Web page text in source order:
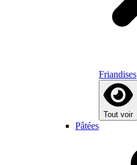
Friandises
Tout voir
Pâtées